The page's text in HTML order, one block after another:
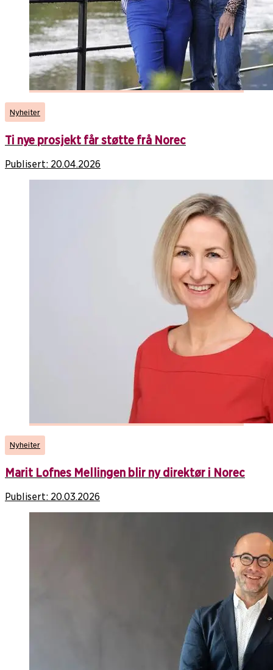
Nyheiter
Ti nye prosjekt får støtte frå Norec
Publisert: 20.04.2026
Nyheiter
Marit Lofnes Mellingen blir ny direktør i Norec
Publisert: 20.03.2026